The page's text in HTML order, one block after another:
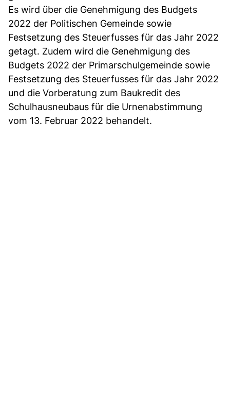
Es wird über die Genehmigung des Budgets
2022 der Politischen Gemeinde sowie
Festsetzung des Steuerfusses für das Jahr 2022
getagt. Zudem wird die Genehmigung des
Budgets 2022 der Primarschulgemeinde sowie
Festsetzung des Steuerfusses für das Jahr 2022
und die Vorberatung zum Baukredit des
Schulhausneubaus für die Urnenabstimmung
vom 13. Februar 2022 behandelt.